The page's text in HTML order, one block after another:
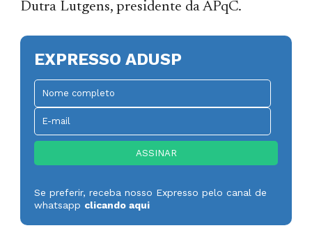
Dutra Lutgens, presidente da APqC.
EXPRESSO ADUSP
Se preferir, receba nosso Expresso pelo canal de
whatsapp clicando aqui